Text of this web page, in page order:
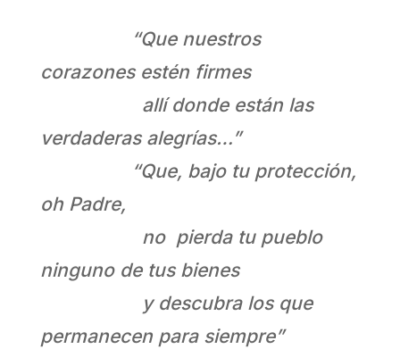
“Que nuestros
corazones estén firmes
allí donde están las
verdaderas alegrías…”
“Que, bajo tu protección,
oh Padre,
no pierda tu pueblo
ninguno de tus bienes
y descubra los que
permanecen para siempre”